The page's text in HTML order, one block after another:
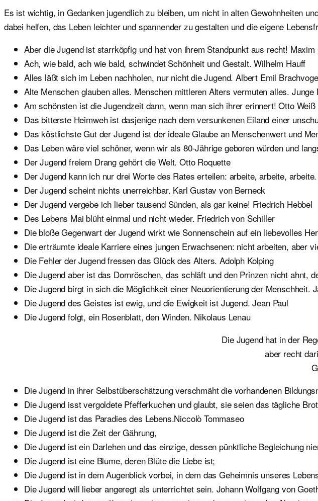
Es ist wichtig, in Gedanken jugendlich zu bleiben, um nicht in alten Gewohnheiten
dabei helfen, das Leben leichter und spannender zu gestalten und die eigene
Aber die Jugend ist starrköpfig und hat von ihrem Standpunkt aus recht! Maxim
Ach, wie bald, ach wie bald, schwindet Schönheit und Gestalt. Wilhelm Hauff
Alles läßt sich im Leben nachholen, nur nicht die Jugend. Albert Emil
Alte Menschen glauben alles. Menschen mittleren Alters vermuten alles.
Am schönsten ist die Jugendzeit dann, wenn man sich ihrer erinnert! Otto Weiß
Das bitterste Heimweh ist dasjenige nach dem versunkenen Eiland einer
Das köstlichste Gut der Jugend ist der ideale Glaube an Menschenwert und
Das Leben wäre viel schöner, wenn wir als 80-Jährige geboren würden und
Der Jugend freiem Drang gehört die Welt. Otto Roquette
Der Jugend kann ich nur drei Worte des Rates erteilen: arbeite, arbeite,
Der Jugend scheint nichts unerreichbar. Karl Gustav von Berneck
Der Jugend vergebe ich lieber tausend Sünden, als gar keine! Friedrich Hebbel
Des Lebens Mai blüht einmal und nicht wieder. Friedrich von Schiller
Die bloße Gegenwart der Jugend wirkt wie Sonnenschein auf ein liebevolles
Die erträumte ideale Karriere eines jungen Erwachsenen: nicht arbeiten, aber
Die Fehler der Jugend fressen das Glück des Alters. Adolph Kolping
Die Jugend aber ist das Dornröschen, das schläft und den Prinzen nicht ahnt,
Die Jugend birgt in sich die Möglichkeit einer Neuorientierung der Menschheit.
Die Jugend des Geistes ist ewig, und die Ewigkeit ist Jugend. Jean Paul
Die Jugend folgt, ein Rosenblatt, den Winden. Nikolaus Lenau
Die Jugend hat in der
aber recht
Die Jugend in ihrer Selbstüberschätzung verschmäht die vorhandenen
Die Jugend isst vergoldete Pfefferkuchen und glaubt, sie seien das tägliche
Die Jugend ist das Paradies des Lebens.Niccolò Tommaseo
Die Jugend ist die Zeit der Gährung,
Die Jugend ist ein Darlehen und das einzige, dessen pünktliche Begleichung
Die Jugend ist eine Blume, deren Blüte die Liebe ist;
Die Jugend ist in dem Augenblick vorbei, in dem das Geheimnis unseres
Die Jugend will lieber angeregt als unterrichtet sein. Johann Wolfgang von